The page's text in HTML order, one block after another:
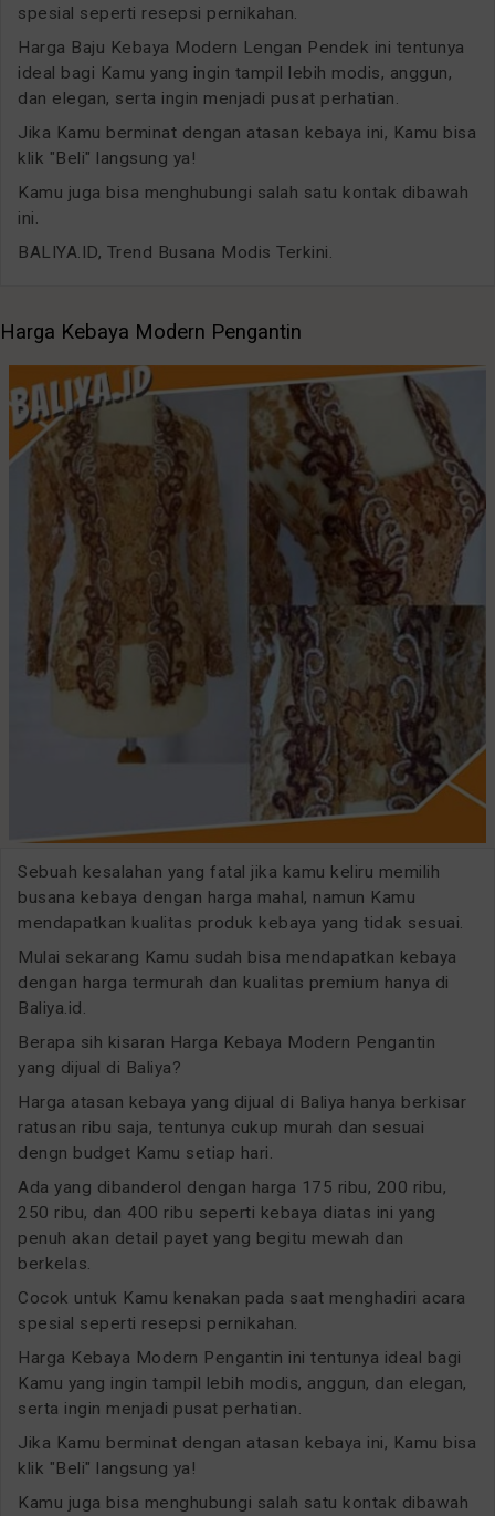
spesial seperti resepsi pernikahan.
Harga Baju Kebaya Modern Lengan Pendek ini tentunya
ideal bagi Kamu yang ingin tampil lebih modis, anggun,
dan elegan, serta ingin menjadi pusat perhatian.
Jika Kamu berminat dengan atasan kebaya ini, Kamu bisa
klik "Beli" langsung ya!
Kamu juga bisa menghubungi salah satu kontak dibawah
ini.
BALIYA.ID, Trend Busana Modis Terkini.
Harga Kebaya Modern Pengantin
Sebuah kesalahan yang fatal jika kamu keliru memilih
busana kebaya dengan harga mahal, namun Kamu
mendapatkan kualitas produk kebaya yang tidak sesuai.
Mulai sekarang Kamu sudah bisa mendapatkan kebaya
dengan harga termurah dan kualitas premium hanya di
Baliya.id.
Berapa sih kisaran Harga Kebaya Modern Pengantin
yang dijual di Baliya?
Harga atasan kebaya yang dijual di Baliya hanya berkisar
ratusan ribu saja, tentunya cukup murah dan sesuai
dengn budget Kamu setiap hari.
Ada yang dibanderol dengan harga 175 ribu, 200 ribu,
250 ribu, dan 400 ribu seperti kebaya diatas ini yang
penuh akan detail payet yang begitu mewah dan
berkelas.
Cocok untuk Kamu kenakan pada saat menghadiri acara
spesial seperti resepsi pernikahan.
Harga Kebaya Modern Pengantin ini tentunya ideal bagi
Kamu yang ingin tampil lebih modis, anggun, dan elegan,
serta ingin menjadi pusat perhatian.
Jika Kamu berminat dengan atasan kebaya ini, Kamu bisa
klik "Beli" langsung ya!
Kamu juga bisa menghubungi salah satu kontak dibawah